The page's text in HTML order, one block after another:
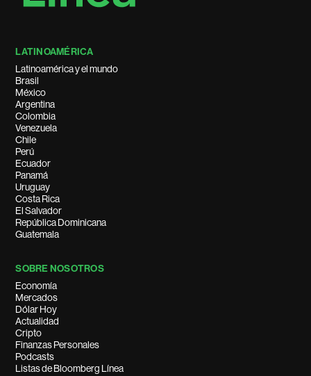
LATINOAMÉRICA
Latinoamérica y el mundo
Brasil
México
Argentina
Colombia
Venezuela
Chile
Perú
Ecuador
Panamá
Uruguay
Costa Rica
El Salvador
República Dominicana
Guatemala
SOBRE NOSOTROS
Economía
Mercados
Dólar Hoy
Actualidad
Cripto
Finanzas Personales
Podcasts
Listas de Bloomberg Línea